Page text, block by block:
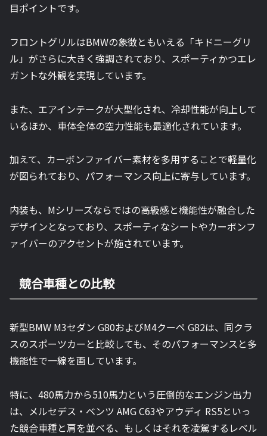
目ポイントです。
フロントグリルはBMWの象徴ともいえる「キドニーグリ
ル」がさらに大きく強調されており、スポーティかつエレ
ガントな外観を実現しています。
また、エアインテークが大型化され、冷却性能が向上して
いるほか、車体全体の空力性能も最適化されています。
加えて、カーボンファイバー素材を多用することで軽量化
が図られており、パフォーマンス向上に寄与しています。
内装も、Mシリーズならではの高級感と機能性が融合した
デザインとなっており、スポーティなシートやカーボンフ
ァイバーのアクセントが施されています。
競合車種との比較
新型BMW M3セダン G80およびM4クーペ G82は、同クラ
スのスポーツカーと比較しても、そのパフォーマンスと多
機能性で一線を画しています。
特に、480馬力から510馬力という圧倒的なエンジン出力
は、メルセデス・ベンツ AMG C63やアウディ RS5といっ
た競合車種と肩を並べる、もしくはそれを凌駕するレベル